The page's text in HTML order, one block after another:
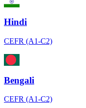
Hindi
CEFR (A1-C2)
Bengali
CEFR (A1-C2)